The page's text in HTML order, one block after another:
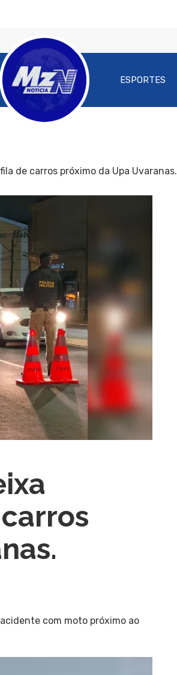
ESPORTES
de carros próximo da Upa Uvaranas.
com moto próximo ao